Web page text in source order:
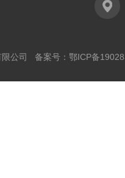
公司 备案号： 鄂ICP备